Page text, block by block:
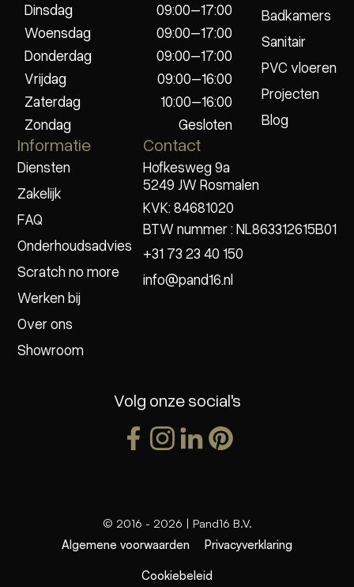
Dinsdag
09:00–17:00
Woensdag
09:00–17:00
Donderdag
09:00–17:00
Vrijdag
09:00–16:00
Zaterdag
10:00–16:00
Zondag
Gesloten
Badkamers
Sanitair
PVC vloeren
Projecten
Blog
Informatie
Diensten
Zakelijk
FAQ
Onderhoudsadvies
Scratch no more
Werken bij
Over ons
Showroom
Contact
Hofkesweg 9a
5249 JW Rosmalen
KVK: 84681020
BTW nummer : NL863312615B01
+31 73 23 40 150
info@pand16.nl
Volg onze social's
© 2016 - 2026 | Pand16 B.V.
Algemene voorwaarden
Privacyverklaring
Cookiebeleid